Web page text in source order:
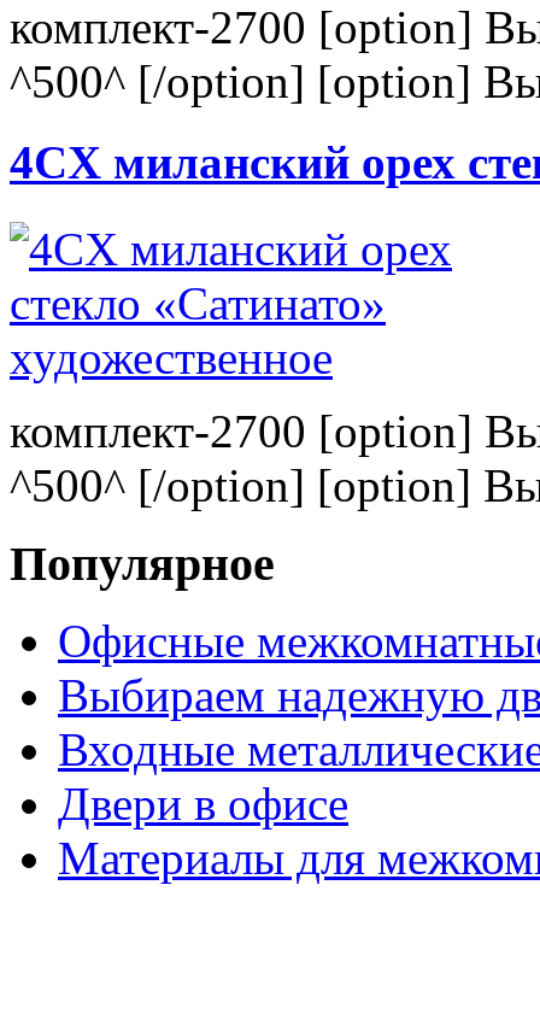
комплект-2700 [option]
^500^ [/option] [option]
4CХ миланский орех
комплект-2700 [option]
^500^ [/option] [option]
Популярное
Офисные
Выбираем надежную
Входные
Двери в офисе
Материалы для